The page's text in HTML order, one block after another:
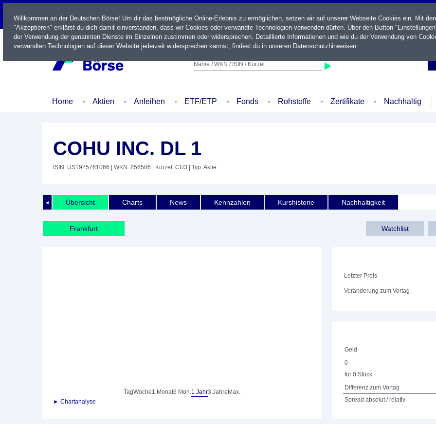
LIVE
Name / WKN / ISIN / Kürzel
Home Aktien Anleihen ETF/ETP Fonds Rohstoffe Zertifikate Nachhaltig
COHU INC. DL 1
ISIN: US1925761066 | WKN: 856506 | Kürzel: CU3 | Typ: Aktie
◄ Übersicht Charts News Kennzahlen Kurshistorie Nachhaltigkeit
Frankfurt Watchlist
TagWoche1 Monat6 Mon.1 Jahr3 Jahre Max.
► Chartanalyse
Letzter Preis
Veränderung zum Vortag
Geld
0
für 0 Stück
Differenz zum Vortag
Spread absolut / relativ
Willkommen an der Deutschen Börse! Um dir das bestmögliche Online-Erlebnis zu ermöglichen, setzen wir auf unserer Webseite Cookies ein. Mit
"Akzeptieren" erklärst du dich damit einverstanden, dass wir Cookies oder verwandte Technologien verwenden dürfen. Über den Button
der Verwendung der genannten Dienste im Einzelnen zustimmen oder widersprechen. Detaillierte Informationen und wie du der Verwendung von
verwandten Technologien auf dieser Website jederzeit widersprechen kannst, findest du in unseren Datenschutzhinweisen.